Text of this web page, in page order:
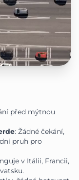
před mýtnou
: Žádné čekání,
pruh pro
v Itálii, Francii,